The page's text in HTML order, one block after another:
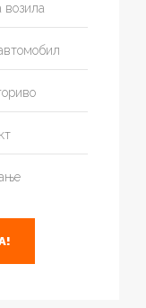
возила